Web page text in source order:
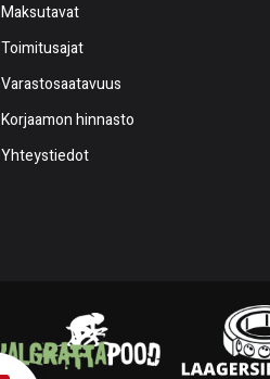
Maksutavat
Toimitusajat
Varastosaatavuus
Korjaamon hinnasto
Yhteystiedot